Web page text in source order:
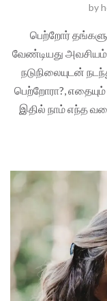
by
பெற்றோர்
வேண்டியது
நடுநிலையுடன்
பெற்றோரா?,
இதில் நாம் எந்த